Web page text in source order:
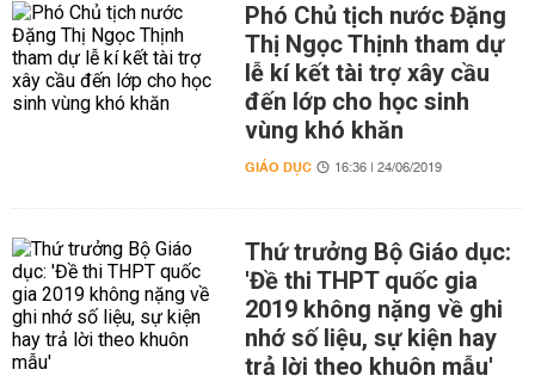
Phó Chủ tịch nước Đặng
Thị Ngọc Thịnh tham dự
lễ kí kết tài trợ xây cầu
đến lớp cho học sinh
vùng khó khăn
GIÁO DỤC 16:36 | 24/06/2019
Thứ trưởng Bộ Giáo dục:
'Đề thi THPT quốc gia
2019 không nặng về ghi
nhớ số liệu, sự kiện hay
trả lời theo khuôn mẫu'